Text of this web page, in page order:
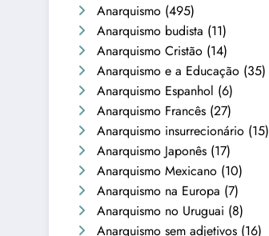
Anarquismo (495)
Anarquismo budista (11)
Anarquismo Cristão (14)
Anarquismo e a Educação (35)
Anarquismo Espanhol (6)
Anarquismo Francês (27)
Anarquismo insurrecionário (15)
Anarquismo Japonês (17)
Anarquismo Mexicano (10)
Anarquismo na Europa (7)
Anarquismo no Uruguai (8)
Anarquismo sem adjetivos (16)